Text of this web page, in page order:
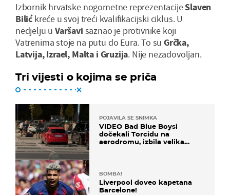
Izbornik hrvatske nogometne reprezentacijeSlaven
Bilićkreće u svoj treći kvalifikacijski ciklus. U
nedjelju uVaršavi saznao je protivnike koji
Vatrenima stoje na putu do Eura. To su Grčka,
Latvija, Izrael, Malta i Gruzija. Nije nezadovoljan.
Tri vijesti o kojima se priča
POJAVILA SE SNIMKA
VIDEO Bad Blue Boysi
dočekali Torcidu na
aerodromu, izbila velika
BOMBA!
Liverpool doveo kapetana
Barcelone!